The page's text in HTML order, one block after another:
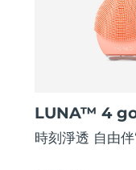
LUNA™ 4
時刻淨透 自由伴